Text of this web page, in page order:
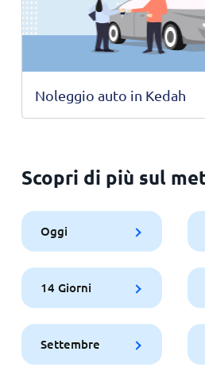
Noleggio auto in Kedah
Scopri di più sul
Oggi
14 Giorni
Settembre